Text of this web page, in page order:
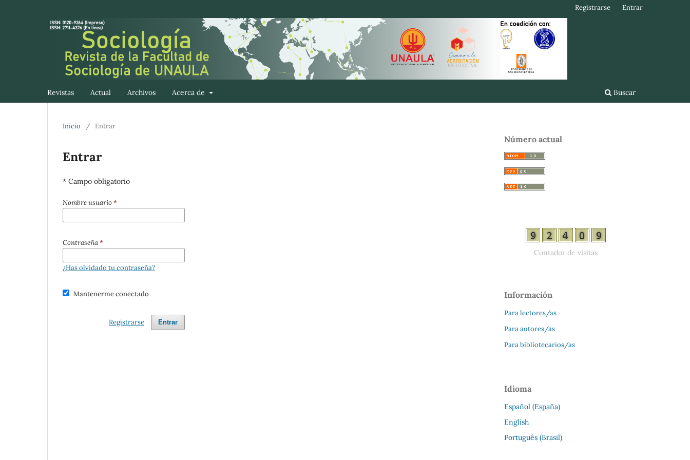
Revistas Actual Archivos Acerca de Buscar
Registrarse Entrar
Inicio / Entrar
Entrar
* Campo obligatorio
Nombre usuario*
Contraseña*
¿Has olvidado tu contraseña?
Mantenerme conectado
Entrar
Registrarse
Número actual
Contador de visitas
Información
Para lectores/as
Para autores/as
Para bibliotecarios/as
Idioma
Español (España)
English
Português (Brasil)